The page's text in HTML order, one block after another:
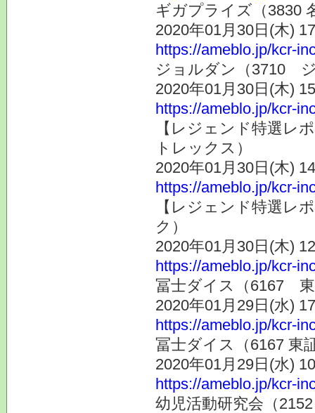
ギガプライズ（3830
2020年01月30日(木)
https://ameblo.jp/kcr-
ジョルダン（3710
2020年01月30日(木)
https://ameblo.jp/kcr-
【レジェンド特選レ
トレックス）
2020年01月30日(木)
https://ameblo.jp/kcr-
【レジェンド特選レ
ク）
2020年01月30日(木)
https://ameblo.jp/kcr-
冨士ダイス（6167
2020年01月29日(水)
https://ameblo.jp/kcr-
冨士ダイス（6167 東
2020年01月29日(水)
https://ameblo.jp/kcr-
幼児活動研究会（